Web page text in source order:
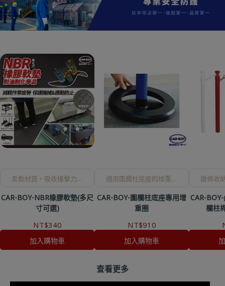
柔軟材質，吸收撞擊力，
CAR-BOY-NBR橡膠軟墊(多尺
寸可選)
NT$340
加入購物車
適用圍欄柱底座的增重橡
CAR-BOY-圍欄柱底座專用增
重圈
NT$910
加入購物車
鏈條收
CAR-
欄柱
查看更多